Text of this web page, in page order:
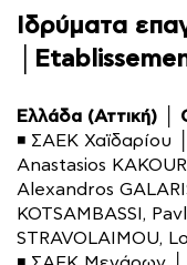
Ιδρύματα
Ελλάδα (Αττική)
◾ ΣΑΕΚ Χαϊδαρίου
Anastasios
Alexandros
KOTSAMBASSI,
STRAVOLAIMOU,